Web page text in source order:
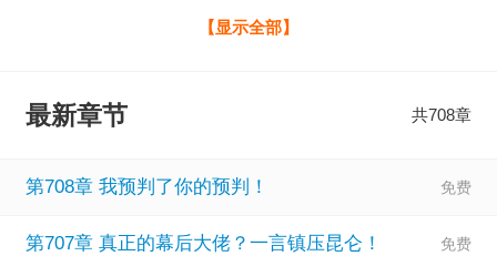
一辆破卡车，系统直接爆改成末日移动堡垒！ 外挂？无限食
高冷人妻=无限能源核心； 傲娇千金=生态种植舱； 飒爽女警
菲。 极寒末日，别人挣扎求生，我靠堡垒和女神们打造新秩
【显示全部】
最新章节 共708章
第708章 我预判了你的预判！
第707章 真正的幕后大佬？一言镇压昆仑！